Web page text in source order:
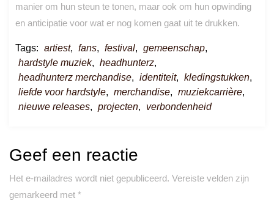
manier om hun steun te tonen, maar ook om hun opwinding
en anticipatie voor wat er nog komen gaat uit te drukken.
Tags: artiest, fans, festival, gemeenschap,
hardstyle muziek, headhunterz,
headhunterz merchandise, identiteit, kledingstukken,
liefde voor hardstyle, merchandise, muziekcarrière,
nieuwe releases, projecten, verbondenheid
Geef een reactie
Het e-mailadres wordt niet gepubliceerd. Vereiste velden zijn
gemarkeerd met *